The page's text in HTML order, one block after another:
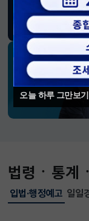
오늘 하루 그만보기
법령ㆍ통계
입법·행정예고
선택됨
일일